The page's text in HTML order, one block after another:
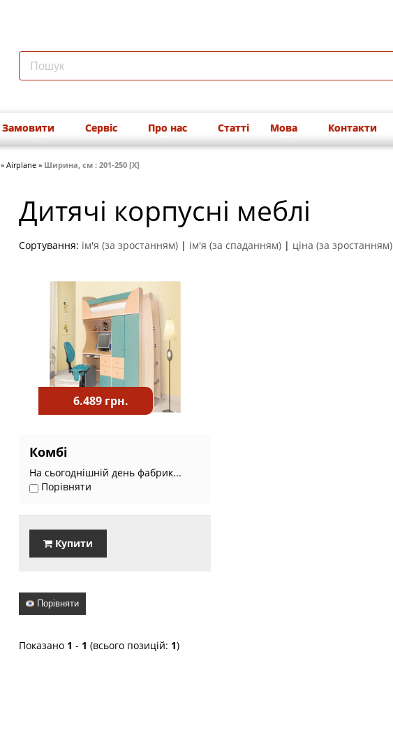
Замовити Сервіс Про нас Статті Мова Контакти
» Airplane » Ширина, см : 201-250 [X]
Дитячі корпусні меблі
Сортування: ім'я (за зростанням) | ім'я (за спаданням) | ціна (за зростанням)
6.489 грн.
Комбі
На сьогоднішній день фабрик...
Порівняти
Купити
Порівняти
Показано 1 - 1 (всього позицій: 1)